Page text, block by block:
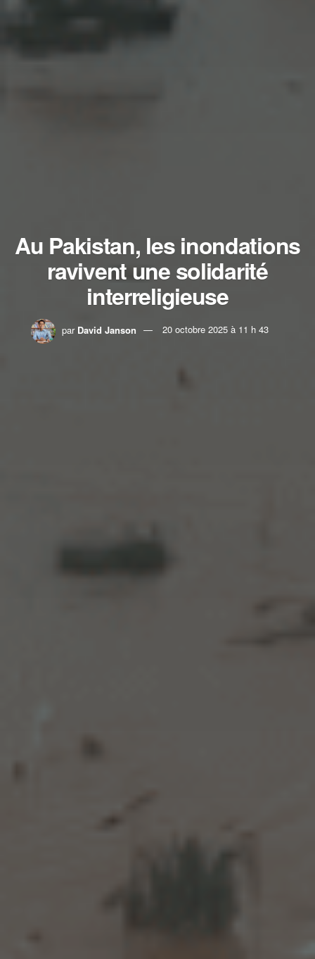
Au Pakistan, les inondations
ravivent une solidarité
interreligieuse
par David Janson 20 octobre 2025 à 11 h 43